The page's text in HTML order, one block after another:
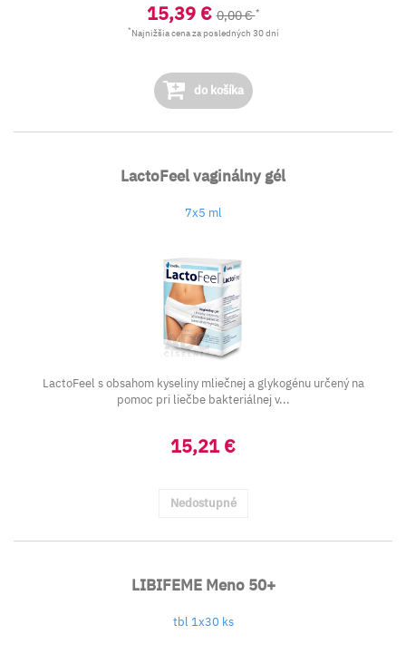
15,39 €0,00 €*
* Najnižšia cena za posledných 30 dní
do košíka
LactoFeel vaginálny gél
7x5 ml
LactoFeel s obsahom kyseliny mliečnej a glykogénu určený na
pomoc pri liečbe bakteriálnej v...
15,21 €
Nedostupné
LIBIFEME Meno 50+
tbl 1x30 ks